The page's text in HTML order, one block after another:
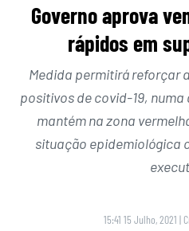
Governo aprova
rápidos em
Medida permitirá reforçar
positivos de covid-19,
mantém na zona
situação epidemiológica
15:41 15 Julho, 2021 |